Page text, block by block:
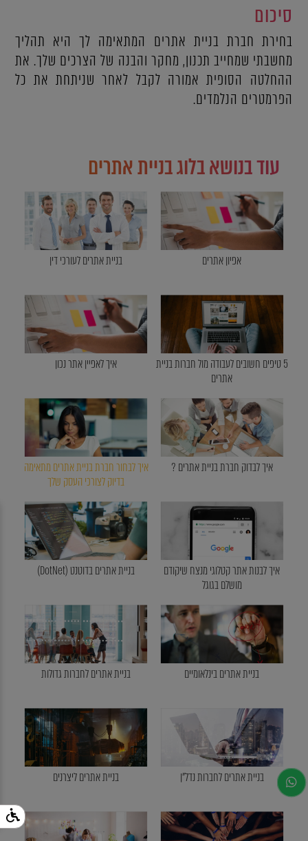
סיכום
בחירת חברת בניית אתרים המתאימה לך היא תהליך
מחשבתי שמחייב תכנון, מחקר והבנה של הצרכים שלך. את
ההחלטה הסופית אמורה לקבל לאחר שניתחת את כל
הפרמטרים הנלמדים.
עוד בנושא בלוג בניית אתרים
אפיון אתרים בניית אתרים לעורכי דין
5 טיפים חשובים לעבודה מול חברות בניית
אתרים
איך לאפיין אתר נכון
איך לבדוק חברת בניית אתרים ?
איך לבחור חברת בניית אתרים מתאימה
בדיוק לצורכי העסק שלך
איך לבנות אתר קטלוגי מנצח שיקודם
מושלם בגוגל
בניית אתרים בדוטנט (DotNet)
בניית אתרים בינלאומיים בניית אתרים לחברות גדולות
בניית אתרים לחברות נדל"ן בניית אתרים ליצרנים